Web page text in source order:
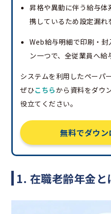
昇格や異動に伴う給与
携しているため設定漏れ
Web給与明細で印刷・
ン一つで、全従業員へ給
システムを利用したペーパ
ぜひこちらから資料をダウ
役立てください。
無料でダウン
1. 在職老齢年金と